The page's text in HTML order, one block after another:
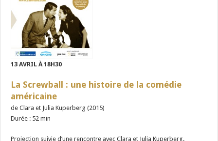
13 AVRIL À 18H30
La Screwball : une histoire de la comédie
américaine
de Clara et Julia Kuperberg (2015)
Durée : 52 min
Projection suivie d’une rencontre avec Clara et Julia Kuperberg.